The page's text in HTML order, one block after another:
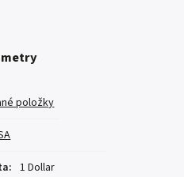
položky
: 1 Dollar